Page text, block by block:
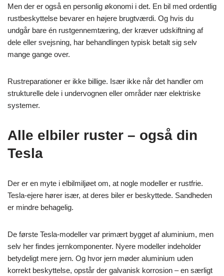
Men der er også en personlig økonomi i det. En bil med ordentlig
rustbeskyttelse bevarer en højere brugtværdi. Og hvis du
undgår bare én rustgennemtæring, der kræver udskiftning af
dele eller svejsning, har behandlingen typisk betalt sig selv
mange gange over.
Rustreparationer er ikke billige. Især ikke når det handler om
strukturelle dele i undervognen eller områder nær elektriske
systemer.
Alle elbiler ruster – også din
Tesla
Der er en myte i elbilmiljøet om, at nogle modeller er rustfrie.
Tesla-ejere hører især, at deres biler er beskyttede. Sandheden
er mindre behagelig.
De første Tesla-modeller var primært bygget af aluminium, men
selv her findes jernkomponenter. Nyere modeller indeholder
betydeligt mere jern. Og hvor jern møder aluminium uden
korrekt beskyttelse, opstår der galvanisk korrosion – en særligt